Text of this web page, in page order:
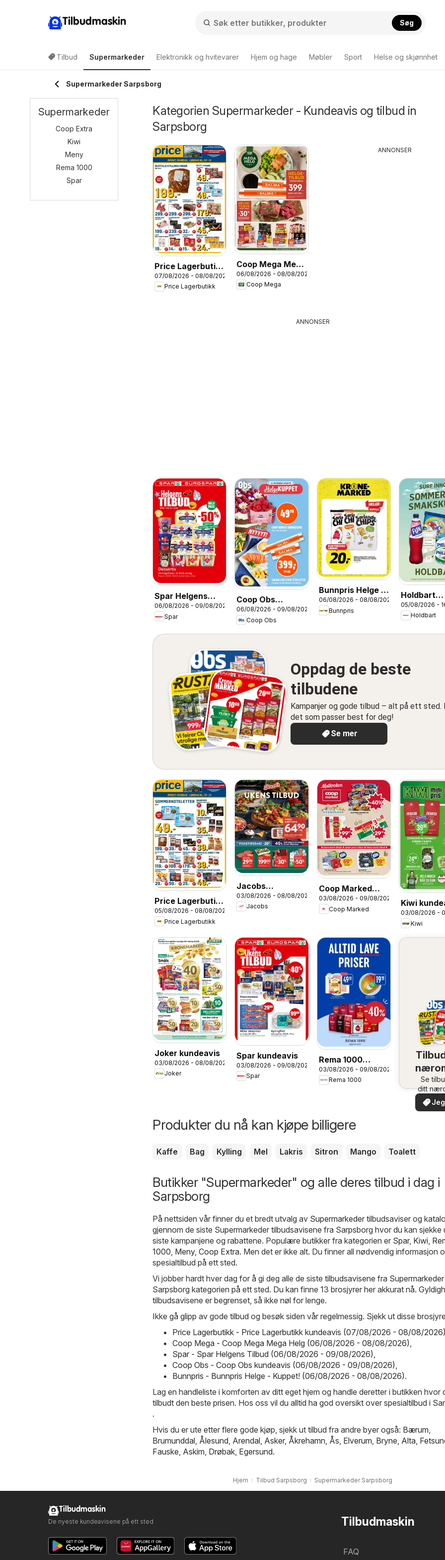
Tilbudmaskin Søg
Tilbud Supermarkeder Elektronikk og hvitevarer Hjem og hage Møbler Sport Helse og skjønnhet
Supermarkeder Sarpsborg
Kategorien Supermarkeder - Kundeavis og tilbud in
Sarpsborg
Price Lagerbutikk
kundeavis
07/08/2026 - 08/08/2026
Price Lagerbutikk
Coop Mega Mega
Helg
06/08/2026 - 08/08/2026
Coop Mega
ANNONSER
ANNONSER
Spar Helgens
Tilbud
06/08/2026 - 09/08/2026
Spar
Coop Obs
kundeavis
06/08/2026 - 09/08/2026
Coop Obs
Bunnpris Helge -
Kuppet!
06/08/2026 - 08/08/2026
Bunnpris
Holdbart
kundeavis
05/08/2026 -
Holdbart
Oppdag de beste
tilbudene
Kampanjer og gode tilbud – alt på ett sted.
det som passer best for deg!
Se mer
Price Lagerbutikk
kundeavis
05/08/2026 - 08/08/2026
Price Lagerbutikk
Jacobs
kundeavis
03/08/2026 - 08/08/2026
Jacobs
Coop Marked
kundeavis
03/08/2026 - 09/08/2026
Coop Marked
Kiwi
03/08/2026 -
Kiwi
Joker kundeavis
03/08/2026 - 08/08/2026
Joker
Spar kundeavis
03/08/2026 - 09/08/2026
Spar
Rema 1000
kundeavis
03/08/2026 - 09/08/2026
Rema 1000
Se
ditt
Produkter du nå kan kjøpe billigere
Kaffe Bag Kylling Mel Lakris Sitron Mango Toalett
Butikker "Supermarkeder" og alle deres tilbud i dag i
Sarpsborg
På nettsiden vår finner du et bredt utvalg av Supermarkeder tilbudsaviser og
gjennom de siste Supermarkeder tilbudsavisene fra Sarpsborg hvor du kan sjekke
siste kampanjene og rabattene. Populære butikker fra kategorien er Spar, Kiwi
1000 Meny, Coop Extra. Men det er ikke alt. Du finner all nødvendig informasjon
spesialtilbud på ett sted.
Vi jobber hardt hver dag for å gi deg alle de siste tilbudsavisene fra Supermarkeder
Sarpsborg kategorien på ett sted. Du kan finne 13 brosjyrer her akkurat nå.
tilbudsavisene er begrenset, så ikke nøl for lenge.
Ikke gå glipp av gode tilbud og besøk siden vår regelmessig. Sjekk ut disse
Price Lagerbutikk - Price Lagerbutikk kundeavis (07/08/2026 - 08/08/
Coop Mega - Coop Mega Mega Helg (06/08/2026 - 08/08/2026)
Spar - Spar Helgens Tilbud (06/08/2026 - 09/08/2026)
Coop Obs - Coop Obs kundeavis (06/08/2026 - 09/08/2026)
Bunnpris - Bunnpris Helge - Kuppet! (06/08/2026 - 08/08/2026).
Lag en handleliste i komforten av ditt eget hjem og handle deretter i butikken hvor
tilbudt den beste prisen. Hos oss vil du alltid ha god oversikt over spesialtilbud i
.
Hvis du er ute etter flere gode kjøp, sjekk ut tilbud fra andre byer også: Bærum
Brumunddal Ålesund Arendal Asker, Åkrehamn Ås Elverum Bryne Alta
Fauske Askim Drøbak Egersund.
Hjem Tilbud Sarpsborg Supermarkeder Sarpsborg
Supermarkeder
Coop Extra
Kiwi
Meny
Rema 1000
Spar
Tilbudmaskin
FAQ
Tilbudmaskin
De nyeste kundeavisene på ett sted